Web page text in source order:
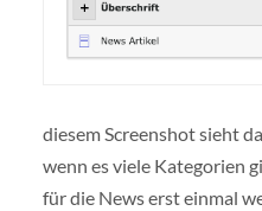
diesem Screenshot sieht
wenn es viele Kategorien
für die News erst einmal